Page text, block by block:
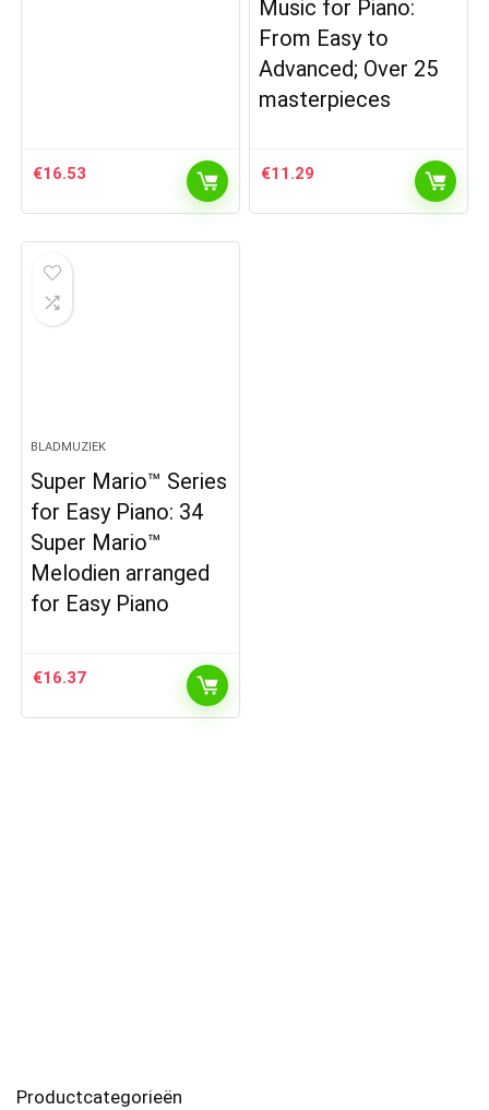
€16.53
Music for Piano:
From Easy to
Advanced; Over 25
masterpieces
€11.29
BLADMUZIEK
Super Mario™ Series
for Easy Piano: 34
Super Mario™
Melodien arranged
for Easy Piano
€16.37
Productcategorieën